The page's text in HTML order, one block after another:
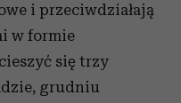
i przeciwdziałają
w formie
się trzy
grudniu